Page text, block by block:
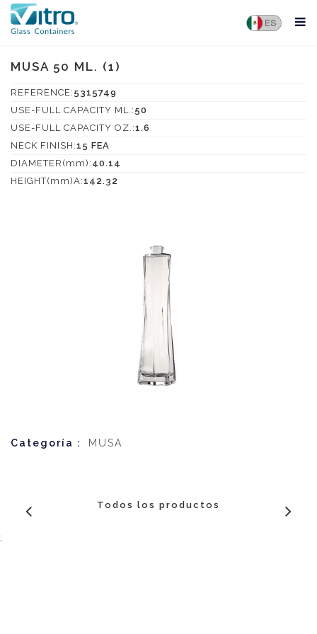
MUSA 50 ML. (1)
REFERENCE: 5315749
USE-FULL CAPACITY ML.: 50
USE-FULL CAPACITY OZ.:1.6
NECK FINISH:15 FEA
DIAMETER(mm): 40.14
HEIGHT(mm)A:142.32
Categoría : MUSA
Todos los productos
;